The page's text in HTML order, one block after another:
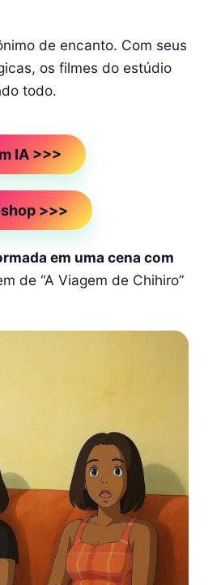
de encanto. Com seus
os filmes do estúdio
todo.
IA >>>
>>>
em uma cena com
de “A Viagem de Chihiro”